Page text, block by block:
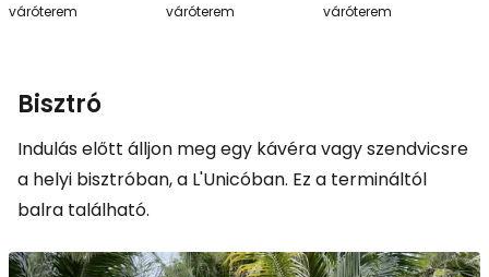
váróterem
váróterem
váróterem
Bisztró
Indulás előtt álljon meg egy kávéra vagy szendvicsre
a helyi bisztróban, a L'Unicóban. Ez a termináltól
balra található.